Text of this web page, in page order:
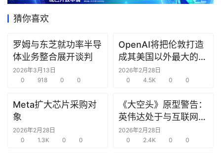
产
数
据
报
告
猜你喜欢
罗姆与东芝就功率半导
体业务整合展开谈判
2026年3月13日
0
918 0 0
OpenAI将把伦敦打造
成其美国以外最大的研
究中心
2026年2月28日
0
4.5K 0 0
Meta扩大芯片采购对
象
2026年2月28日
0
1.3K 0 0
《大空头》原型警告：
英伟达处于与互联网泡
沫时期思科同样的“危
险境地”
2026年2月28日
0
2.4K 0 0